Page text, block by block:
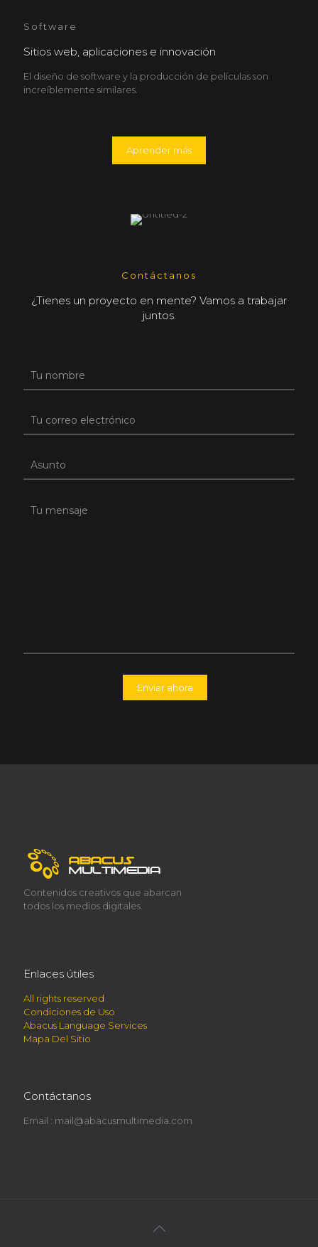
Software
Sitios web, aplicaciones e innovación
El diseño de software y la producción de películas son
increíblemente similares.
Aprender más
Contáctanos
¿Tienes un proyecto en mente? Vamos a trabajar
juntos.
Contenidos creativos que abarcan
todos los medios digitales.
Enlaces útiles
All rights reserved
Condiciones de Uso
Abacus Language Services
Mapa Del Sitio
Contáctanos
Email : mail@abacusmultimedia.com